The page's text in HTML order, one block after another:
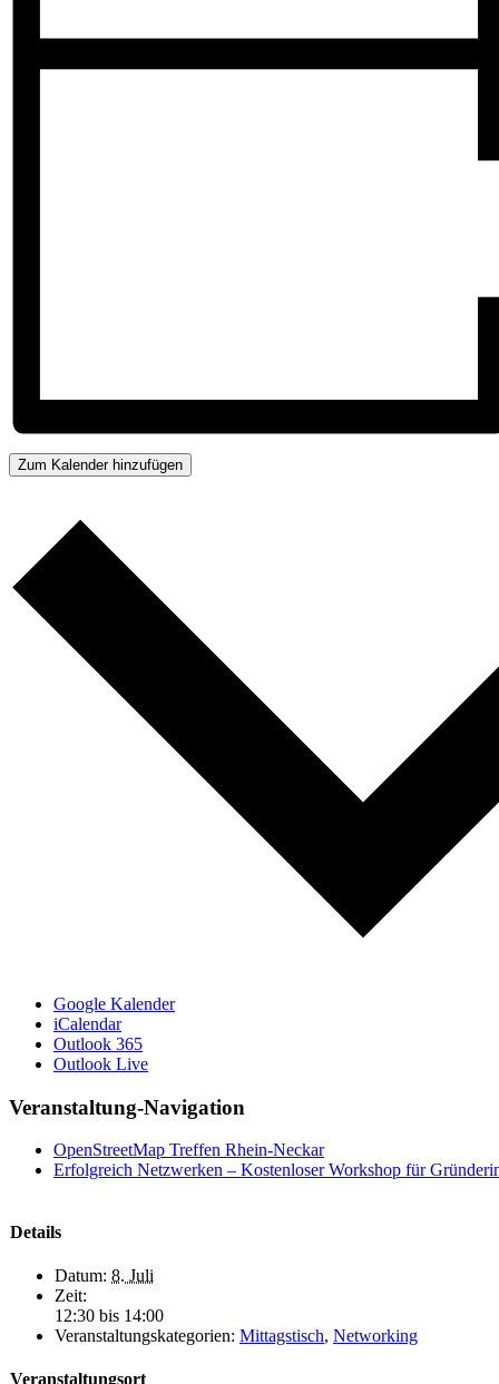
Zum Kalender hinzufügen
Google Kalender
iCalendar
Outlook 365
Outlook Live
Veranstaltung-Navigation
OpenStreetMap Treffen Rhein-Neckar
Erfolgreich Netzwerken – Kostenloser Workshop für
Details
Datum: 8. Juli
Zeit:
12:30 bis 14:00
Veranstaltungskategorien: Mittagstisch, Networking
Veranstaltungsort